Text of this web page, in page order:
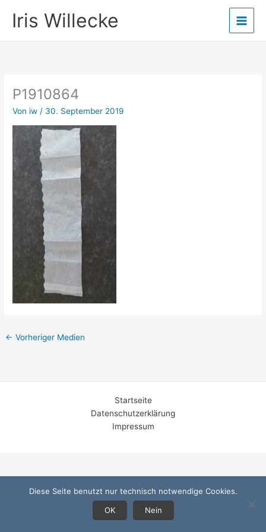
InhaltIris Willecke
P1910864
Von iw / 30. September 2019
← Vorheriger Medien
Startseite
Datenschutzerklärung
Impressum
Diese Seite benutzt nur technisch notwendige Cookies.
OK
Nein